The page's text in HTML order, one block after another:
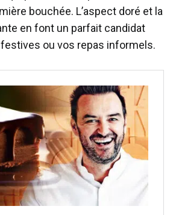
bouchée. L’aspect doré et la
en font un parfait candidat
ou vos repas informels.